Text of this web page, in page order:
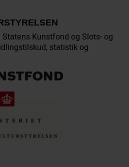
Kunstfond og Slots- og
statistik og